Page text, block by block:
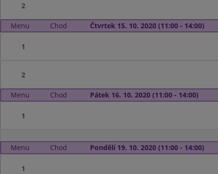
2
Menu Chod Čtvrtek 15. 10. 2020 (11:00 - 14:00)
1
2
Menu Chod Pátek 16. 10. 2020 (11:00 - 14:00)
1
Menu Chod Pondělí 19. 10. 2020 (11:00 - 14:00)
1